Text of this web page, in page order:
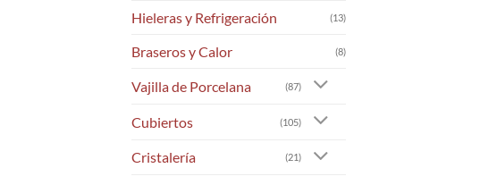
Hieleras y Refrigeración (13)
Braseros y Calor (8)
Vajilla de Porcelana (87)
Cubiertos (105)
Cristalería (21)